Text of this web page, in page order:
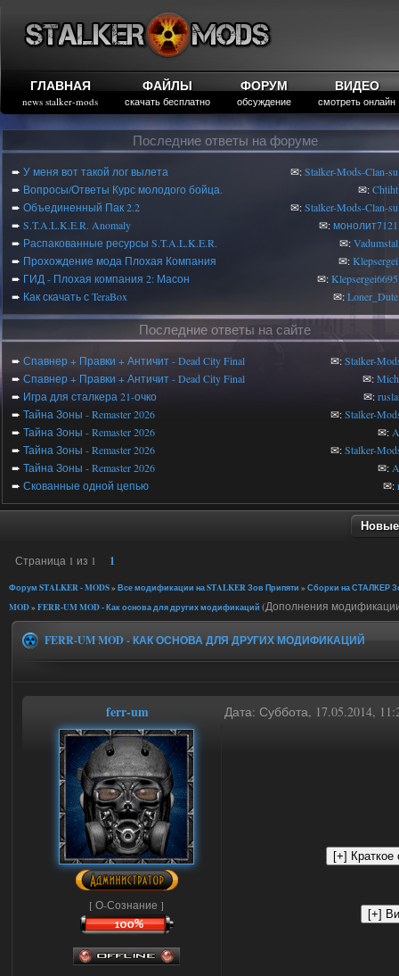
ГЛАВНАЯ
news stalker-mods
ФАЙЛЫ
скачать бесплатно
ФОРУМ
обсуждение
ВИДЕО
смотреть онлайн
Последние ответы на форуме
➨ У меня вот такой лог вылета ✉:Stalker-Mods-Clan-su
➨ Вопросы/Ответы Курс молодого бойца. ✉:Chtiht
➨ Объединенный Пак 2.2 ✉:Stalker-Mods-Clan-su
➨ S.T.A.L.K.E.R. Anomaly ✉:монолит7121
➨ Распакованные ресурсы S.T.A.L.K.E.R. ✉:Vadumstal
➨ Прохождение мода Плохая Компания ✉:Klepsergei
➨ ГИД - Плохая компания 2: Масон ✉:Klepsergei6695
➨ Как скачать с TeraBox ✉:Loner_Dute
Последние ответы на сайте
➨ Спавнер + Правки + Античит - Dead City Final ✉:Stalker-
➨ Спавнер + Правки + Античит - Dead City Final ✉:
➨ Игра для сталкера 21-очко ✉:
➨ Тайна Зоны - Remaster 2026 ✉:Stalker-
➨ Тайна Зоны - Remaster 2026 ✉:
➨ Тайна Зоны - Remaster 2026 ✉:Stalker-
➨ Тайна Зоны - Remaster 2026 ✉:
➨ Скованные одной цепью ✉:
Страница 1 из 1 1
Форум STALKER - MODS» Все модификации на STALKER Зов Припяти » Сборки на СТАЛКЕР
MOD» FERR-UM MOD - Как основа для других модификаций (Дополнения
FERR-UM MOD - КАК ОСНОВА ДЛЯ ДРУГИХ МОДИФИКАЦИЙ
ferr-um Дата: Суббота, 17.05.2014,
[ О-Сознание ]